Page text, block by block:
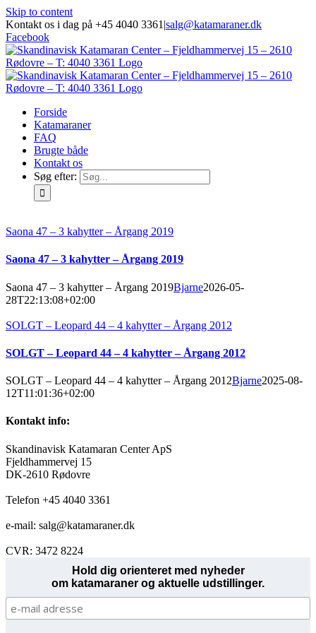
Skip to content
Kontakt os i dag på +45 4040 3361 |salg@katamaraner.dk
Facebook
Forside
Katamaraner
FAQ
Brugte både
Kontakt os
Søg efter:
Saona 47 – 3 kahytter – Årgang 2019
Saona 47 – 3 kahytter – Årgang 2019
Saona 47 – 3 kahytter – Årgang 2019Bjarne2026-05-
28T22:13:08+02:00
SOLGT – Leopard 44 – 4 kahytter – Årgang 2012
SOLGT – Leopard 44 – 4 kahytter – Årgang 2012
SOLGT – Leopard 44 – 4 kahytter – Årgang 2012Bjarne2025-08-
12T11:01:36+02:00
Kontakt info:
Skandinavisk Katamaran Center ApS
Fjeldhammervej 15
DK-2610 Rødovre
Telefon +45 4040 3361
e-mail: salg@katamaraner.dk
CVR: 3472 8224
Hold dig orienteret med nyheder
om katamaraner og aktuelle udstillinger.